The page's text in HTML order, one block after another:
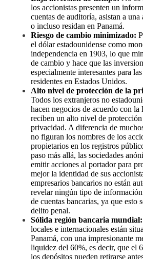
los accionistas presenten un
cuentas de auditoría, asistan a una
o incluso residan en Panamá.
Riesgo de cambio minimizado:
el dólar estadounidense como
independencia en 1903, lo que
de cambio y hace que las
especialmente interesantes para
residentes en Estados Unidos.
Alto nivel de protección de la
Todos los extranjeros no
hacen negocios de acuerdo con la
reciben un alto nivel de protección
privacidad. A diferencia de
no figuran los nombres de los
propietarios en los registros
paso más allá, las sociedades
emitir acciones al portador para
mejor la identidad de sus
empresarios bancarios no están
revelar ningún tipo de
de cuentas bancarias, ya que esto
delito penal.
Sólida región bancaria mundial:
locales e internacionales están
Panamá, con una impresionante
liquidez del 60%, es decir, que el
los depósitos pueden retirarse